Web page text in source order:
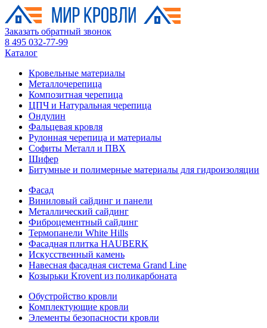
Заказать обратный звонок
8 495 032-77-99
Каталог
Кровельные материалы
Металлочерепица
Композитная черепица
ЦПЧ и Натуральная черепица
Ондулин
Фальцевая кровля
Рулонная черепица и материалы
Софиты Металл и ПВХ
Шифер
Битумные и полимерные материалы для гидроизоляции
Фасад
Виниловый сайдинг и панели
Металлический сайдинг
Фиброцементный сайдинг
Термопанели White Hills
Фасадная плитка HAUBERK
Искусственный камень
Навесная фасадная система Grand Line
Козырьки Krovent из поликарбоната
Обустройство кровли
Комплектующие кровли
Элементы безопасности кровли